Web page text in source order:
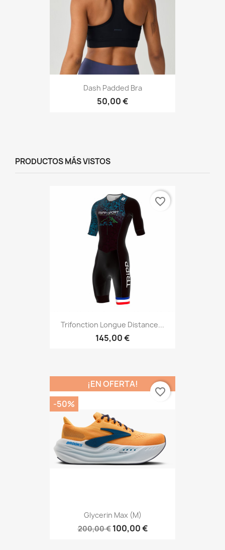
Dash Padded Bra
50,00 €
PRODUCTOS MÁS VISTOS
Trifonction Longue Distance...
145,00 €
favorite_border
Glycerin Max (M)
200,00 € 100,00 €
¡EN OFERTA!
-50%
favorite_border